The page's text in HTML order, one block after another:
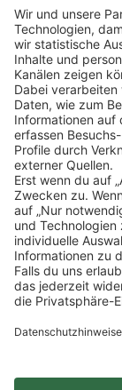
Klickehier, um
Impressum
FAQ
Sitemap